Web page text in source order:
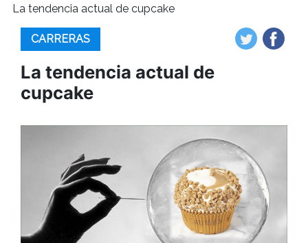
La tendencia actual de cupcake
CARRERAS
La tendencia actual de
cupcake